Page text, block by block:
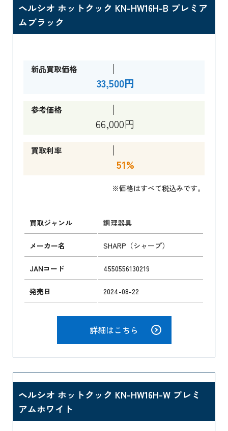
ヘルシオ ホットクック KN-HW16H-B プレミア
ムブラック
新品買取価格
33,500円
参考価格
66,000円
買取利率
51%
※価格はすべて税込みです。
買取ジャンル 調理器具
メーカー名 SHARP（シャープ）
JANコード 4550556130219
発売日 2024-08-22
詳細はこちら
ヘルシオ ホットクック KN-HW16H-W プレミ
アムホワイト